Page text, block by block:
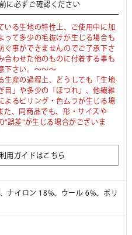
に必ずご確認ください
いる生地の特性上、ご使用中に加
って多少の毛抜けが生じる場合も
ぐ事ができませんのでご了承下さ
合わせた他のものに付着する事も
下さい。～～～
生産の過程上、どうしても「生地
目」や多少の「ほつれ」、他繊維
よるピリング・色ムラが生じる場
た、同商品でも、形・サイズや
"誤差"が生じる場合がございま
用ガイドはこちら
ナイロン 18%、ウール 6%、ポリ